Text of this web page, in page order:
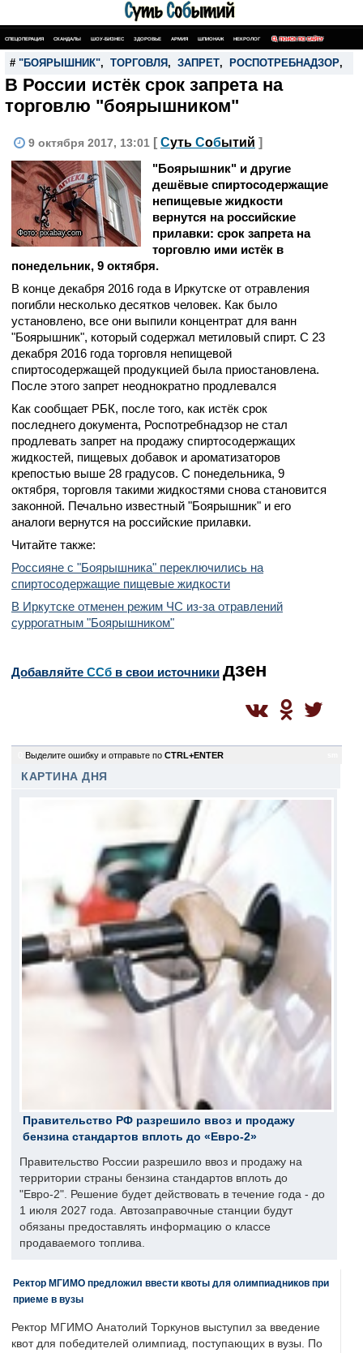
СПЕЦОПЕРАЦИЯ СКАНДАЛЫ ШОУ-БИЗНЕС ЗДОРОВЬЕ АРМИЯ ШПИОНАЖ НЕКРОЛОГ ПОИСК ПО САЙТУ
# "БОЯРЫШНИК", ТОРГОВЛЯ , ЗАПРЕТ, РОСПОТРЕБНАДЗОР,
В России истёк срок запрета на
торговлю "боярышником"
9 октября 2017, 13:01 [ Суть Событий ]
Фото: pixabay.com
"Боярышник" и другие
дешёвые спиртосодержащие
непищевые жидкости
вернутся на российские
прилавки: срок запрета на
торговлю ими истёк в
понедельник, 9 октября.
В конце декабря 2016 года в Иркутске от отравления
погибли несколько десятков человек. Как было
установлено, все они выпили концентрат для ванн
"Боярышник", который содержал метиловый спирт. С 23
декабря 2016 года торговля непищевой
спиртосодержащей продукцией была приостановлена.
После этого запрет неоднократно продлевался
Как сообщает РБК, после того, как истёк срок
последнего документа, Роспотребнадзор не стал
продлевать запрет на продажу спиртосодержащих
жидкостей, пищевых добавок и ароматизаторов
крепостью выше 28 градусов. С понедельника, 9
октября, торговля такими жидкостями снова становится
законной. Печально известный "Боярышник" и его
аналоги вернутся на российские прилавки.
Читайте также:
Россияне с "Боярышника" переключились на
спиртосодержащие пищевые жидкости
В Иркутске отменен режим ЧС из-за отравлений
суррогатным "Боярышником"
Добавляйте CСб в свои источники дзен
Выделите ошибку и отправьте по CTRL+ENTER
КАРТИНА ДНЯ
Правительство РФ разрешило ввоз и продажу
бензина стандартов вплоть до «Евро-2»
Правительство России разрешило ввоз и продажу на
территории страны бензина стандартов вплоть до
"Евро-2". Решение будет действовать в течение года - до
1 июля 2027 года. Автозаправочные станции будут
обязаны предоставлять информацию о классе
продаваемого топлива.
Ректор МГИМО предложил ввести квоты для олимпиадников при
приеме в вузы
Ректор МГИМО Анатолий Торкунов выступил за введение
квот для победителей олимпиад, поступающих в вузы. По